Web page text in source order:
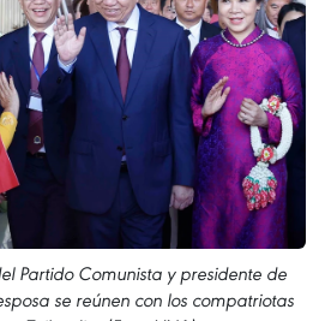
Partido Comunista y presidente de
se reúnen con los compatriotas